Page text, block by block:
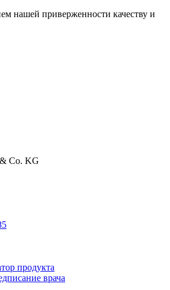
нашей приверженности качеству и
Co. KG
продукта
врача